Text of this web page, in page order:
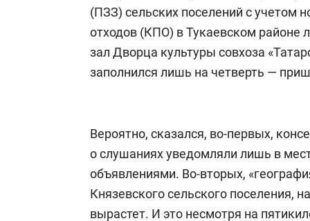
(ПЗЗ) сельских поселений с учетом
отходов (КПО) в Тукаевском районе
зал Дворца культуры совхоза
заполнился лишь на четверть —
Вероятно, сказался, во-первых,
о слушаниях уведомляли лишь в
объявлениями. Во-вторых,
Князевского сельского поселения,
вырастет. И это несмотря на